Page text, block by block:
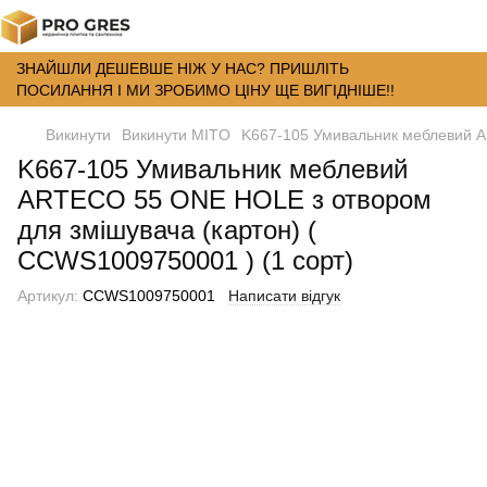
ЗНАЙШЛИ ДЕШЕВШЕ НІЖ У НАС? ПРИШЛІТЬ
ПОСИЛАННЯ І МИ ЗРОБИМО ЦІНУ ЩЕ ВИГІДНІШЕ!!
Викинути Викинути MITO K667-105 Умивальник меблевий
K667-105 Умивальник меблевий
ARTECO 55 ONE HOLE з отвором
для змішувача (картон) (
CCWS1009750001 ) (1 сорт)
Артикул: CCWS1009750001 Написати відгук